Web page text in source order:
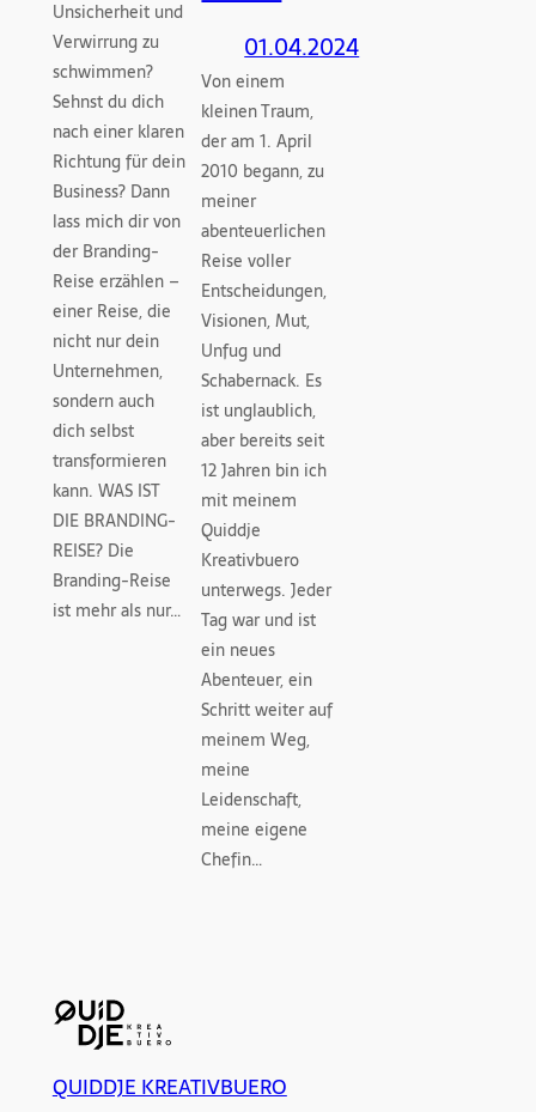
Unsicherheit und
Verwirrung zu
schwimmen?
Sehnst du dich
nach einer klaren
Richtung für dein
Business? Dann
lass mich dir von
der Branding-
Reise erzählen –
einer Reise, die
nicht nur dein
Unternehmen,
sondern auch
dich selbst
transformieren
kann. WAS IST
DIE BRANDING-
REISE? Die
Branding-Reise
ist mehr als nur…
01.04.2024
Von einem
kleinen Traum,
der am 1. April
2010 begann, zu
meiner
abenteuerlichen
Reise voller
Entscheidungen,
Visionen, Mut,
Unfug und
Schabernack. Es
ist unglaublich,
aber bereits seit
12 Jahren bin ich
mit meinem
Quiddje
Kreativbuero
unterwegs. Jeder
Tag war und ist
ein neues
Abenteuer, ein
Schritt weiter auf
meinem Weg,
meine
Leidenschaft,
meine eigene
Chefin…
QUIDDJE KREATIVBUERO